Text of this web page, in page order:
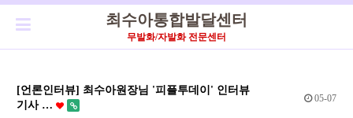
최수아통합발달센터
무발화/자발화 전문센터
[언론인터뷰] 최수아원장님 '피플투데이' 인터뷰
기사 …
05-07